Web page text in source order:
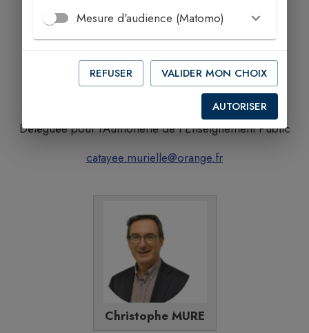
Murielle CATAYÉE
Déléguée pour l'Aumônerie de l'Enseignement Public
catayee.murielle@orange.fr
Christophe MURE
Mesure d'audience (Matomo)
REFUSER VALIDER MON CHOIX
AUTORISER